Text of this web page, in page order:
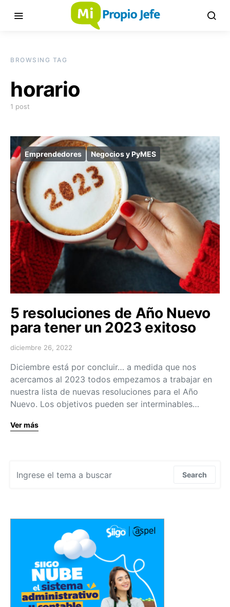
BROWSING TAG
horario
1 post
Emprendedores Negocios y PyMES
5 resoluciones de Año Nuevo
para tener un 2023 exitoso
diciembre 26, 2022
Diciembre está por concluir… a medida que nos
acercamos al 2023 todos empezamos a trabajar en
nuestra lista de nuevas resoluciones para el Año
Nuevo. Los objetivos pueden ser interminables…
Ver más
Search